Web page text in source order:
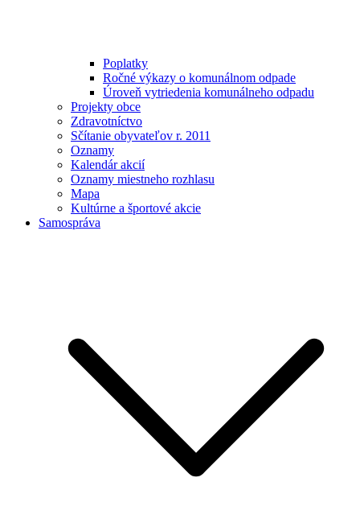
Poplatky
Ročné výkazy o komunálnom odpade
Úroveň vytriedenia komunálneho odpadu
Projekty obce
Zdravotníctvo
Sčítanie obyvateľov r. 2011
Oznamy
Kalendár akcií
Oznamy miestneho rozhlasu
Mapa
Kultúrne a športové akcie
Samospráva